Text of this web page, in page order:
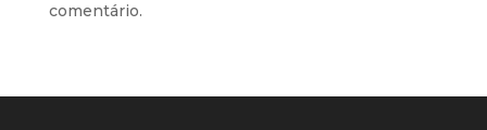
comentário.